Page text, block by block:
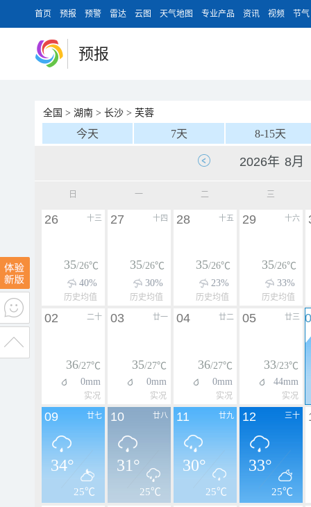
首页 预报 预警 雷达 云图 天气地图 专业产品 资讯 视频 节气
预报
全国 > 湖南 > 长沙 > 芙蓉
今天 7天 8-15天
日 一 二 三
十三
26
35/26℃
40%
历史均值
十四
27
35/26℃
30%
历史均值
十五
28
35/26℃
23%
历史均值
十六
29
35/26℃
33%
历史均值
二十
02
36/27℃
0mm
实况
廿一
03
35/27℃
0mm
实况
廿二
04
36/27℃
0mm
实况
廿三
05
33/23℃
44mm
实况
廿七
09
34°
25℃
廿八
10
31°
25℃
廿九
11
30°
25℃
三十
12
33°
25℃